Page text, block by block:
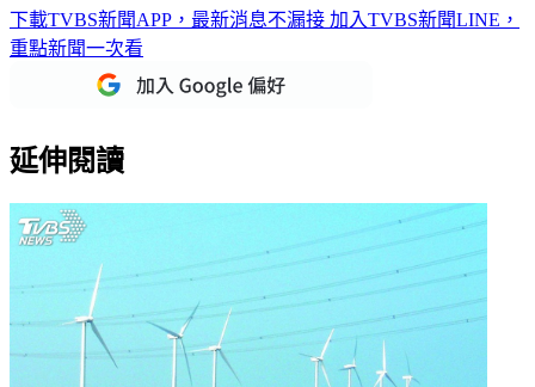
下載TVBS新聞APP，最新消息不漏接 加入TVBS新聞LINE，
重點新聞一次看
延伸閱讀